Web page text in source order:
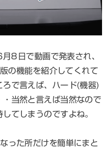
日で動画で発表され、
の機能を紹介してくれて
で言えば、ハード(機器)
当然と言えば当然なので
てしまうのですよね。
った所だけを簡単にまと